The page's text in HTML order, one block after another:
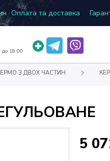
Оплата та доставка
до 18:00
З ДВОХ ЧАСТИН
5